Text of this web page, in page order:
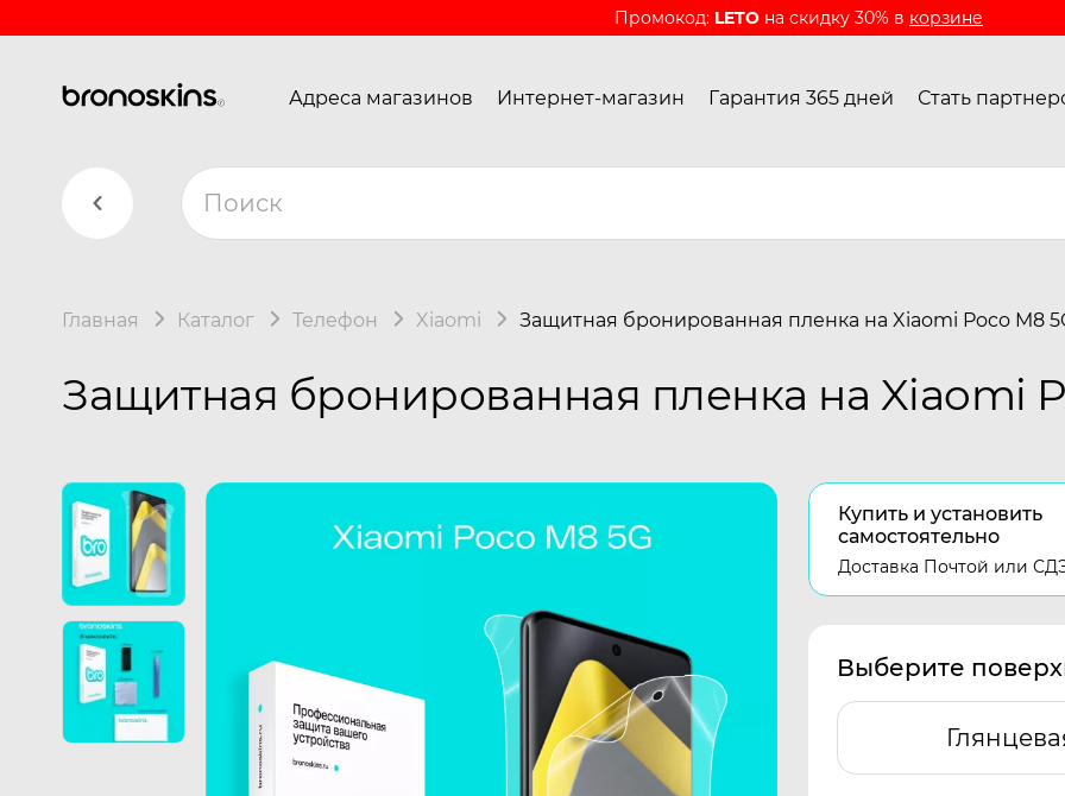
Промокод: LETO на скидку 30% в корзине
Адреса магазинов Интернет-магазин Гарантия 365 дней Стать
Главная Каталог Телефон Xiaomi Защитная бронированная пленка на Xiaomi Poco M8
Защитная бронированная пленка на Xiaomi
Купить и установить
самостоятельно
Доставка Почтой или
Выберите